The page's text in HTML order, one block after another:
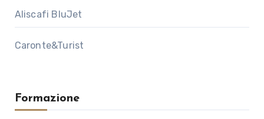
Aliscafi BluJet
Caronte&Turist
Formazione